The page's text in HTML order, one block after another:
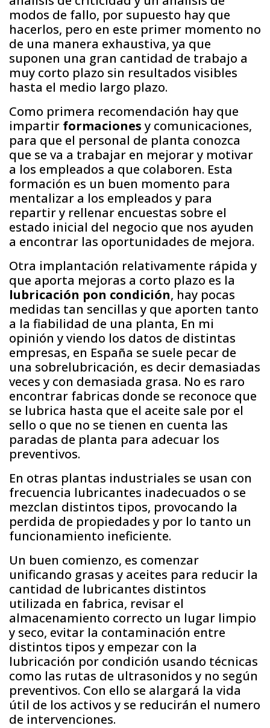
modos de fallo, por supuesto hay que
hacerlos, pero en este primer momento no
de una manera exhaustiva, ya que
suponen una gran cantidad de trabajo a
muy corto plazo sin resultados visibles
hasta el medio largo plazo.
Como primera recomendación hay que
impartir formacionesy comunicaciones,
para que el personal de planta conozca
que se va a trabajar en mejorar y motivar
a los empleados a que colaboren. Esta
formación es un buen momento para
mentalizar a los empleados y para
repartir y rellenar encuestas sobre el
estado inicial del negocio que nos ayuden
a encontrar las oportunidades de mejora.
Otra implantación relativamente rápida y
que aporta mejoras a corto plazo es la
lubricación pon condición, hay pocas
medidas tan sencillas y que aporten tanto
a la fiabilidad de una planta, En mi
opinión y viendo los datos de distintas
empresas, en España se suele pecar de
una sobrelubricación, es decir demasiadas
veces y con demasiada grasa. No es raro
encontrar fabricas donde se reconoce que
se lubrica hasta que el aceite sale por el
sello o que no se tienen en cuenta las
paradas de planta para adecuar los
preventivos.
En otras plantas industriales se usan con
frecuencia lubricantes inadecuados o se
mezclan distintos tipos, provocando la
perdida de propiedades y por lo tanto un
funcionamiento ineficiente.
Un buen comienzo, es comenzar
unificando grasas y aceites para reducir la
cantidad de lubricantes distintos
utilizada en fabrica, revisar el
almacenamiento correcto un lugar limpio
y seco, evitar la contaminación entre
distintos tipos y empezar con la
lubricación por condición usando técnicas
como las rutas de ultrasonidos y no según
preventivos. Con ello se alargará la vida
útil de los activos y se reducirán el numero
de intervenciones.